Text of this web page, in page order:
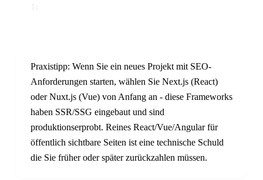
];
Praxistipp: Wenn Sie ein neues Projekt mit SEO-
Anforderungen starten, wählen Sie Next.js (React)
oder Nuxt.js (Vue) von Anfang an - diese Frameworks
haben SSR/SSG eingebaut und sind
produktionserprobt. Reines React/Vue/Angular für
öffentlich sichtbare Seiten ist eine technische Schuld
die Sie früher oder später zurückzahlen müssen.